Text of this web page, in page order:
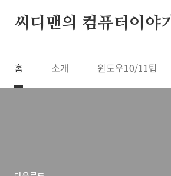
씨디맨의 컴퓨터이야기
홈 소개 윈도우10/11팁